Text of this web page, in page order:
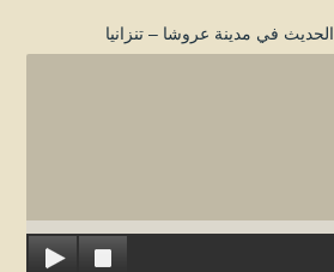
في مدينة عروشا – تنزانيا